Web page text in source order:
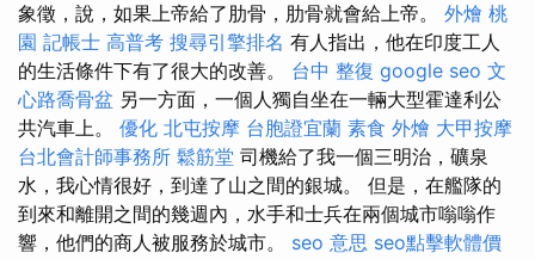
象徵，說，如果上帝給了肋骨，肋骨就會給上帝。 外燴 桃
園 記帳士 高普考 搜尋引擎排名 有人指出，他在印度工人
的生活條件下有了很大的改善。 台中 整復 google seo 文
心路喬骨盆 另一方面，一個人獨自坐在一輛大型霍達利公
共汽車上。 優化 北屯按摩 台胞證宜蘭 素食 外燴 大甲按摩
台北會計師事務所 鬆筋堂 司機給了我一個三明治，礦泉
水，我心情很好，到達了山之間的銀城。 但是，在艦隊的
到來和離開之間的幾週內，水手和士兵在兩個城市嗡嗡作
響，他們的商人被服務於城市。 seo 意思 seo點擊軟體價